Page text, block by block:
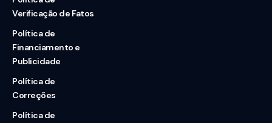
Verificação de Fatos
Política de
Financiamento e
Publicidade
Política de
Correções
Política de